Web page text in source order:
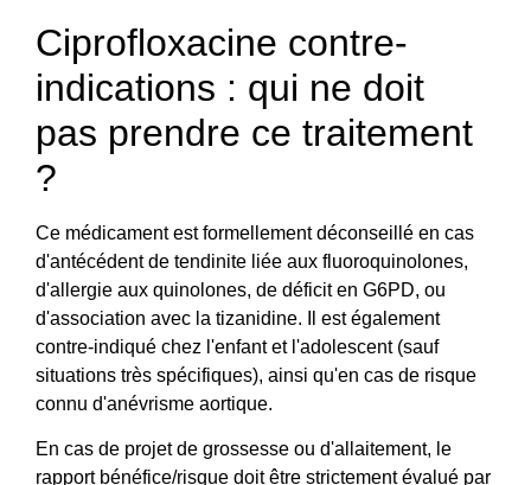
Ciprofloxacine contre-
indications : qui ne doit
pas prendre ce traitement
?
Ce médicament est formellement déconseillé en cas
d'antécédent de tendinite liée aux fluoroquinolones,
d'allergie aux quinolones, de déficit en G6PD, ou
d'association avec la tizanidine. Il est également
contre-indiqué chez l'enfant et l'adolescent (sauf
situations très spécifiques), ainsi qu'en cas de risque
connu d'anévrisme aortique.
En cas de projet de grossesse ou d'allaitement, le
rapport bénéfice/risque doit être strictement évalué par